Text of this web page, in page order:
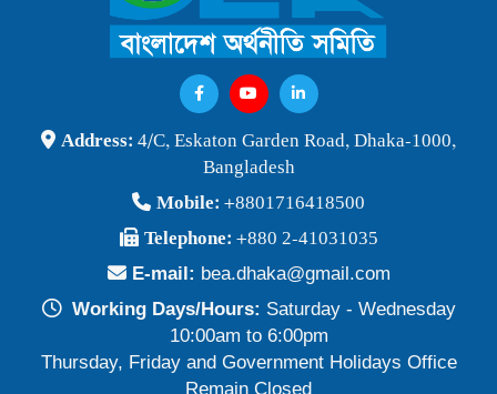
বেগম খালেদা জিয়ার মৃত্যুতে বাংলাদেশ অর্থনীতি সমিতি গভীরভাবে শোকাহত
BEA Seminar 2025 "Debating Budget and Beyond" 21
June 2025, at 10:00 am, at the CIRDAP Auditorium
Publish Time: 16 Jun 2025
Publish Time: 19 May 2024
প্রাথমিক প্রার্থী তালিকা বাংলাদেশ অর্থনীতি সমিতি নির্বাচন-২০২৪
Publish Time: 17 May 2024
বাংলাদেশ অর্থনীতি সমিতির সদস্যপদ নবায়ন ও নতুন সদস্য অন্তর্ভুক্তি প্রসঙ্গে
Address: 4/C, Eskaton Garden Road, Dhaka-1000,
Bangladesh
Mobile: +8801716418500
Telephone: +880 2-41031035
E-mail: bea.dhaka@gmail.com
Working Days/Hours: Saturday - Wednesday
10:00am to 6:00pm
Thursday, Friday and Government Holidays Office
Remain Closed